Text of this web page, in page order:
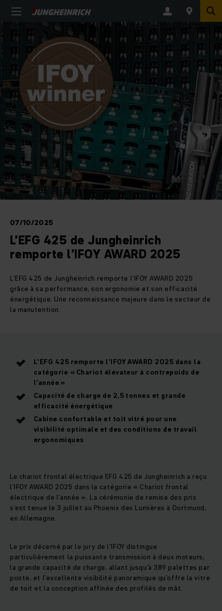
07/10/2025
L’EFG 425 de Jungheinrich
remporte l’IFOY AWARD 2025
L’EFG 425 de Jungheinrich remporte l’IFOY AWARD 2025
grâce à sa performance, son ergonomie et son efficacité
énergétique. Une reconnaissance majeure dans le secteur de
la manutention.
L’EFG 425 remporte l’IFOY AWARD 2025 dans la
catégorie « Chariot élévateur à contrepoids de
l’année »
Capacité de charge de 2,5 tonnes et grande
efficacité énergétique
Cabine confortable et toit vitré pour une
visibilité optimale et des conditions de travail
ergonomiques
Le chariot frontal électrique EFG 425 de Jungheinrich a reçu
l’IFOY AWARD 2025 dans la catégorie « Chariot frontal
électrique de l’année ». La cérémonie de remise des prix
s’est tenue le 3 juillet au Phoenix des Lumières à Dortmund,
en Allemagne.
Le prix décerné par le jury de l’IFOY distingue
particulièrement la puissante transmission à deux moteurs,
la grande capacité de charge, allant jusqu’à 389 palettes par
poste, et l’excellente visibilité panoramique qu’offre la vitre
de toit et la conception affinée des profilés de mât.